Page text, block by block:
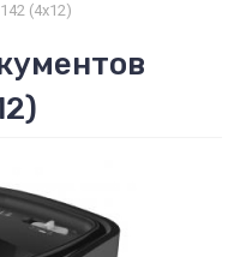
(4х12)